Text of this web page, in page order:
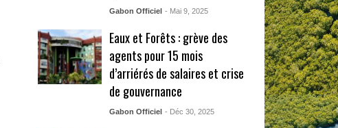
Gabon Officiel - Mai 9, 2025
Eaux et Forêts : grève des
agents pour 15 mois
d’arriérés de salaires et crise
de gouvernance
Gabon Officiel - Déc 30, 2025